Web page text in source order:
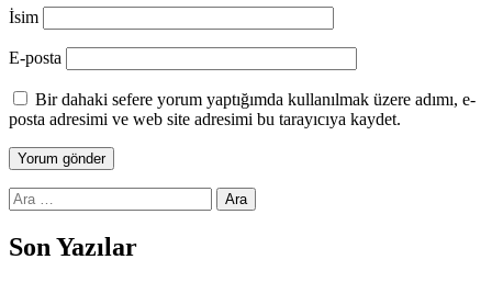
İsim
E-posta
Bir dahaki sefere yorum yaptığımda kullanılmak üzere adımı, e-
posta adresimi ve web site adresimi bu tarayıcıya kaydet.
Arama:
Son Yazılar